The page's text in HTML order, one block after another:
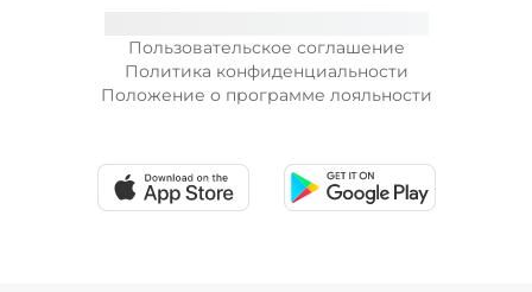
Пользовательское соглашение
Политика конфиденциальности
Положение о программе лояльности